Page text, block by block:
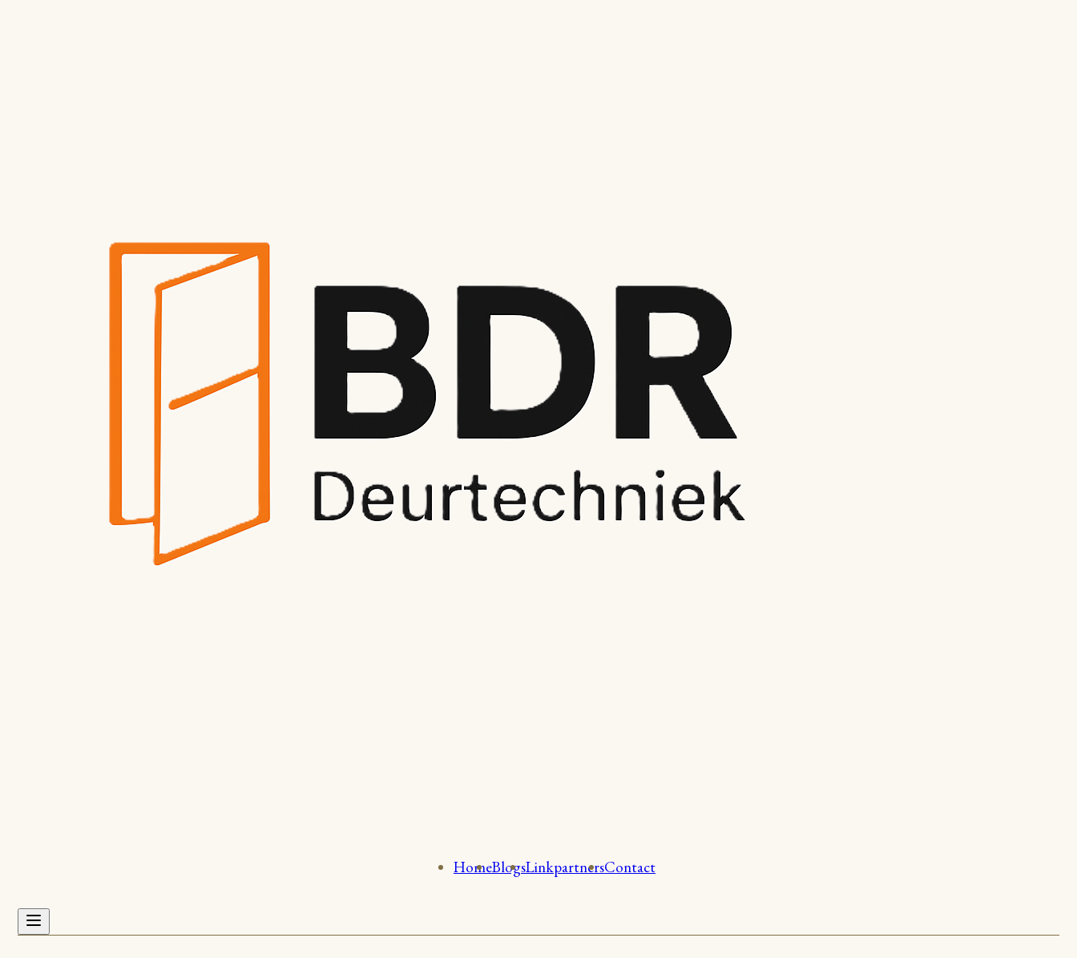
HomeBlogsLinkpartnersContact